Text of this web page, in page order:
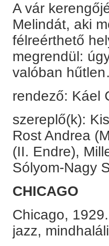
A vár
Melindát, aki
félreérthető
megrendül:
valóban
rendező: Káel
szereplő(k):
Rost Andrea
(II. Endre),
Sólyom-Nagy
CHICAGO
Chicago,
jazz,